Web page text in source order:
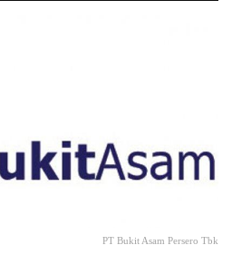
PT Bukit Asam Persero Tbk